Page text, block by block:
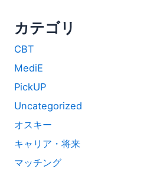
カテゴリ
CBT
MediE
PickUP
Uncategorized
オスキー
キャリア・将来
マッチング